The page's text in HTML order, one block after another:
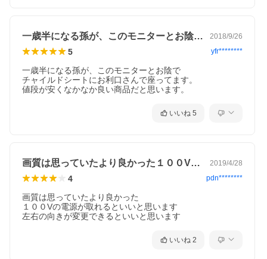
一歳半になる孫が、このモニターとお陰で… 2018/9/26
5 yfr********
一歳半になる孫が、このモニターとお陰で
チャイルドシートにお利口さんで座ってます。
値段が安くなかなか良い商品だと思います。
いいね 5
画質は思っていたより良かった１００Vの… 2019/4/28
4 pdn********
画質は思っていたより良かった
１００Vの電源が取れるといいと思います
左右の向きが変更できるといいと思います
いいね 2